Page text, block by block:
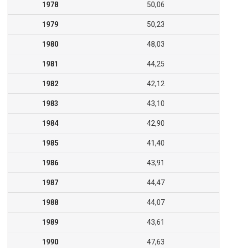
1978 50,06
1979 50,23
1980 48,03
1981 44,25
1982 42,12
1983 43,10
1984 42,90
1985 41,40
1986 43,91
1987 44,47
1988 44,07
1989 43,61
1990 47,63